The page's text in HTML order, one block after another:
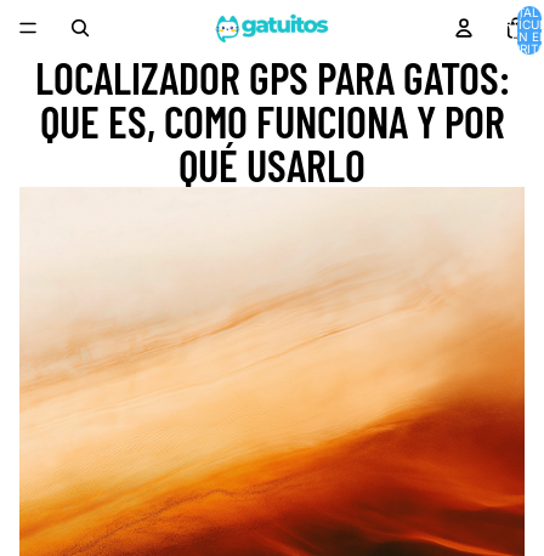
TOTAL
EN
LOCALIZADOR GPS PARA GATOS:
QUE ES, COMO FUNCIONA Y POR
QUÉ USARLO